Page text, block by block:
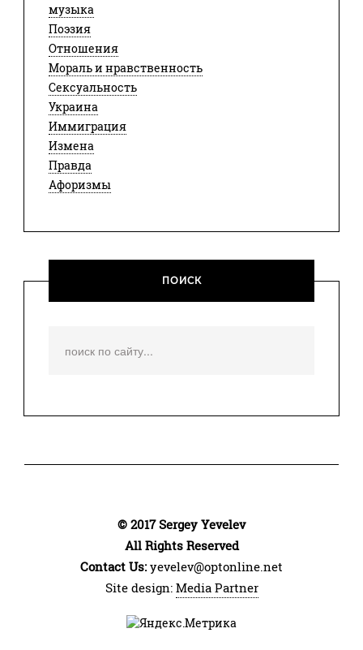
музыка
Поэзия
Отношения
Мораль и нравственность
Сексуальность
Украина
Иммиграция
Измена
Правда
Афоризмы
ПОИСК
© 2017 Sergey Yevelev
All Rights Reserved
Contact Us:yevelev@optonline.net
Site design: Media Partner